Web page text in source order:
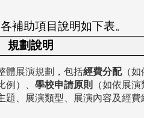
補助項目說明如下表。
規劃說明
體展演規劃，包括經費分配（如
）、 學校申請原則
（如依展
題、展演類型、展演內容及經費